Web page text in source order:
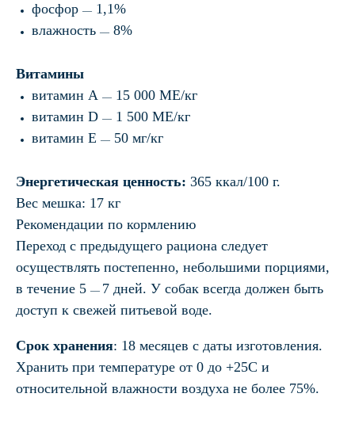
фосфор — 1,1%
влажность — 8%
Витамины
витамин А — 15 000 МЕ/кг
витамин D — 1 500 МЕ/кг
витамин Е — 50 мг/кг
Энергетическая ценность: 365 ккал/100 г.
Вес мешка: 17 кг
Рекомендации по кормлению
Переход с предыдущего рациона следует
осуществлять постепенно, небольшими порциями,
в течение 5 — 7 дней. У собак всегда должен быть
доступ к свежей питьевой воде.
Срок хранения: 18 месяцев с даты изготовления.
Хранить при температуре от 0 до +25С и
относительной влажности воздуха не более 75%.